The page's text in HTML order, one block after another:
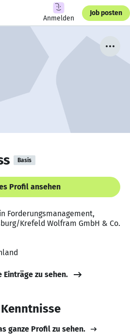
Anmelden
Job posten
Basis
Profil ansehen
Forderungsmanagement,
Krefeld Wolfram GmbH & Co.
Einträge zu sehen.
ganze Profil zu sehen.